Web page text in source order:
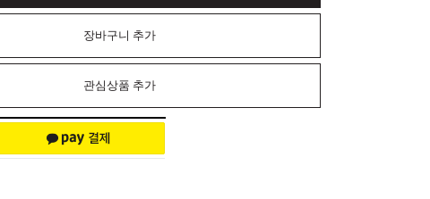
장바구니 추가
관심상품 추가